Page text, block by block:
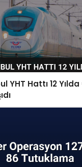
YHT Hattı 12